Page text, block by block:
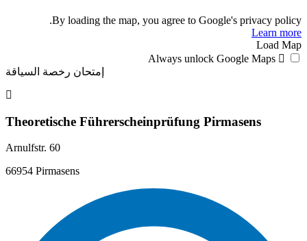
By loading the map, you agree to Google's privacy policy.
Learn more
Load Map
Always unlock Google Maps
إمتحان رخصة السياقة
Theoretische Führerscheinprüfung Pirmasens
Arnulfstr. 60
66954 Pirmasens